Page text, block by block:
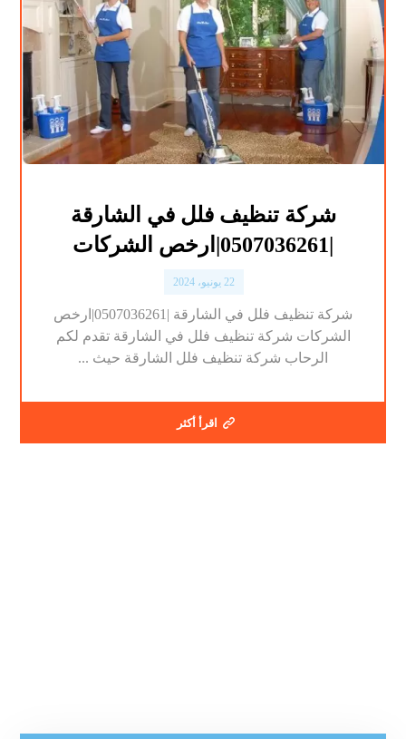
شركة تنظيف فلل في الشارقة
22 يونيو، 2024
شركة تنظيف فلل في الشارقة |0507036261|ارخص
الشركات شركة تنظيف فلل في الشارقة تقدم لكم
الرحاب شركة تنظيف فلل الشارقة حيث ...
اقرأ أكثر